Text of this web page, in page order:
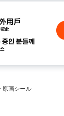
原画シール